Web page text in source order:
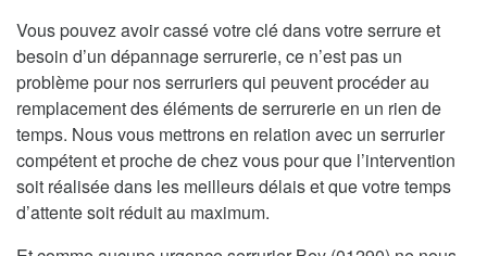
Vous pouvez avoir cassé votre clé dans votre serrure et
besoin d’un dépannage serrurerie, ce n’est pas un
problème pour nos serruriers qui peuvent procéder au
remplacement des éléments de serrurerie en un rien de
temps. Nous vous mettrons en relation avec un serrurier
compétent et proche de chez vous pour que l’intervention
soit réalisée dans les meilleurs délais et que votre temps
d’attente soit réduit au maximum.